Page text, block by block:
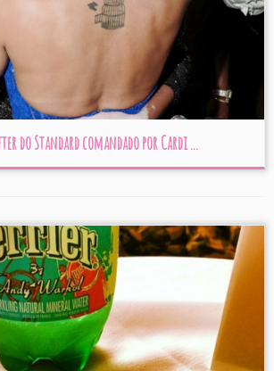
do Standard comandado por Cardi ...